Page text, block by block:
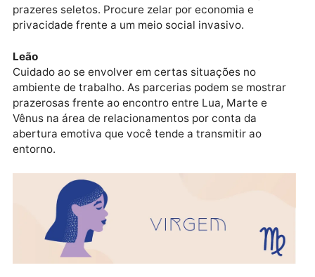
Câncer
O encontro entre Lua, Marte e Vênus no setor íntimo
pode sugerir um momento de fortalecimento interior
associado a relacionamentos cúmplices e à fruição
privacidade frente a um meio social invasivo.
Cuidado ao se envolver em certas situações no
ambiente de trabalho. As parcerias podem se
prazerosas frente ao encontro entre Lua, Marte e